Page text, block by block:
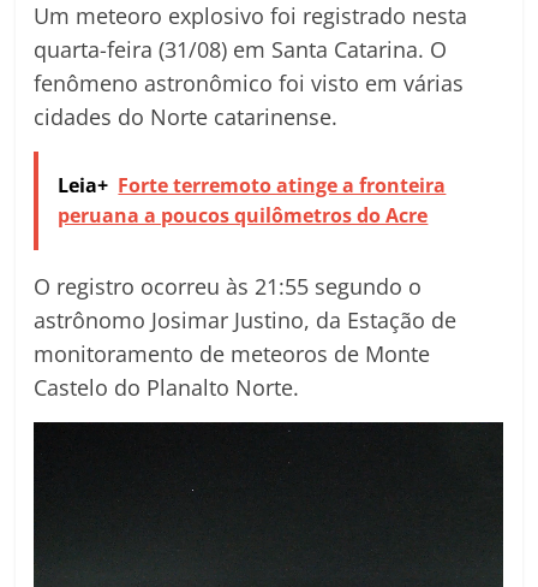
Um meteoro explosivo foi registrado nesta
quarta-feira (31/08) em Santa Catarina. O
fenômeno astronômico foi visto em várias
cidades do Norte catarinense.
Leia+ Forte terremoto atinge a fronteira
peruana a poucos quilômetros do Acre
O registro ocorreu às 21:55 segundo o
astrônomo Josimar Justino, da Estação de
monitoramento de meteoros de Monte
Castelo do Planalto Norte.